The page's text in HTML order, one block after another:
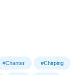
#Chanter #Chirping